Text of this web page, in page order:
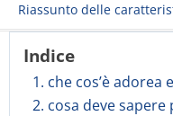
Riassunto delle
Indice
1. che cos’è adorea
2. cosa deve